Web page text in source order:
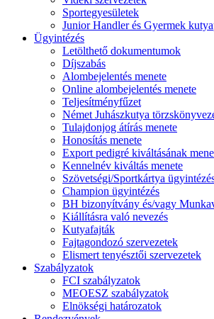
Sportegyesületek
Junior Handler és Gyermek
Ügyintézés
Letölthető dokumentumok
Díjszabás
Alombejelentés menete
Online alombejelentés menete
Teljesítményfűzet
Német Juhászkutya
Tulajdonjog átírás menete
Honosítás menete
Export pedigré kiváltásának
Kennelnév kiváltás menete
Szövetségi/Sportkártya
Champion ügyintézés
BH bizonyítvány és/vagy
Kiállításra való nevezés
Kutyafajták
Fajtagondozó szervezetek
Elismert tenyésztői szervezetek
Szabályzatok
FCI szabályzatok
MEOESZ szabályzatok
Elnökségi határozatok